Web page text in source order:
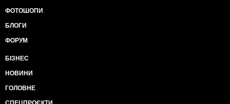
ФОТОШОПИ
БЛОГИ
ФОРУМ
БІЗНЕС
НОВИНИ
ГОЛОВНЕ